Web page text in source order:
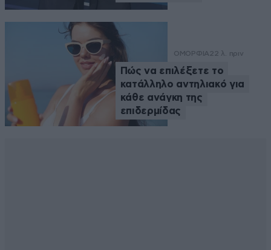
ΟΜΟΡΦΙΑ 22 λ. πριν
Πώς να επιλέξετε το
κατάλληλο αντηλιακό για
κάθε ανάγκη της
επιδερμίδας